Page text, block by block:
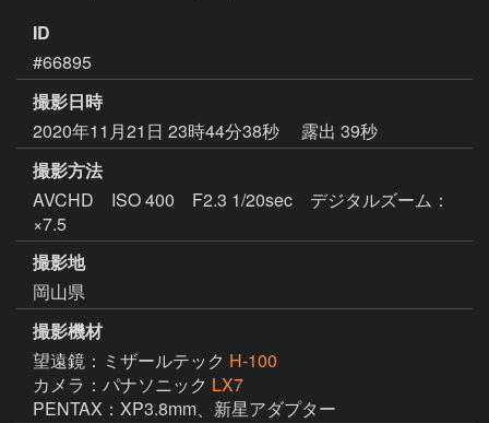
ID
#66895
撮影日時
2020年11月21日 23時44分38秒
露出 39秒
撮影方法
AVCHD ISO 400 F2.3 1/20sec デジタルズーム：
×7.5
撮影地
岡山県
撮影機材
望遠鏡：ミザールテック H-100
カメラ：パナソニック LX7
PENTAX：XP3.8mm、新星アダプター